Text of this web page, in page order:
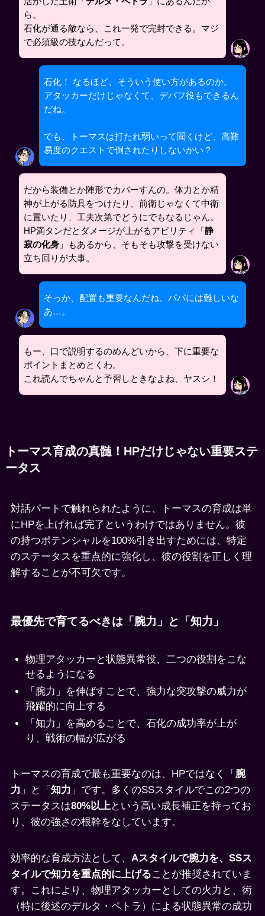
ら。
石化が通る敵なら、これ一発で完封できる。マジ
で必須級の技なんだって。
石化！ なるほど、そういう使い方があるのか。
アタッカーだけじゃなくて、デバフ役もできるん
だね。
でも、トーマスは打たれ弱いって聞くけど、高難
易度のクエストで倒されたりしないかい？
だから装備とか陣形でカバーすんの。体力とか精
神が上がる防具をつけたり、前衛じゃなくて中衛
に置いたり、工夫次第でどうにでもなるじゃん。
HP満タンだとダメージが上がるアビリティ「静
寂の化身」もあるから、そもそも攻撃を受けない
立ち回りが大事。
そっか、配置も重要なんだね。パパには難しいな
あ…。
もー、口で説明するのめんどいから、下に重要な
ポイントまとめとくわ。
これ読んでちゃんと予習しときなよね、ヤスシ！
トーマス育成の真髄！HPだけじゃない重要ステ
ータス
対話パートで触れられたように、トーマスの育成は単
にHPを上げれば完了というわけではありません。彼
の持つポテンシャルを100%引き出すためには、特定
のステータスを重点的に強化し、彼の役割を正しく理
解することが不可欠です。
最優先で育てるべきは「腕力」と「知力」
物理アタッカーと状態異常役、二つの役割をこな
せるようになる
「腕力」を伸ばすことで、強力な突攻撃の威力が
飛躍的に向上する
「知力」を高めることで、石化の成功率が上が
り、戦術の幅が広がる
トーマスの育成で最も重要なのは、HPではなく「 腕
力 」と「 知力 」です。多くのSSスタイルでこの2つの
ステータスは80%以上という高い成長補正を持ってお
り、彼の強さの根幹をなしています。
効率的な育成方法として、 Aスタイルで腕力を、SSス
タイルで知力を重点的に上げることが推奨されていま
す。これにより、物理アタッカーとしての火力と、術
（特に後述のデルタ・ペトラ）による状態異常の成功